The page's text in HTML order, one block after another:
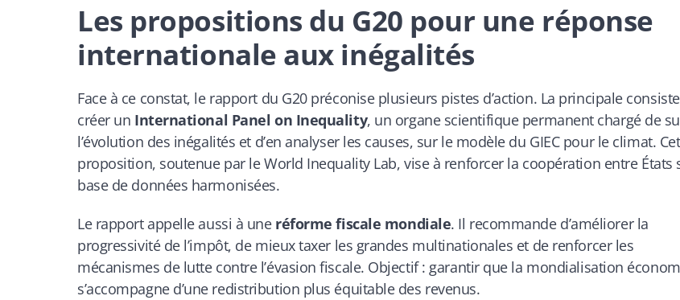
Les propositions du G20 pour une réponse
internationale aux inégalités
Face à ce constat, le rapport du G20 préconise plusieurs pistes d’action. La principale
créer un International Panel on Inequality, un organe scientifique permanent chargé de
l’évolution des inégalités et d’en analyser les causes, sur le modèle du GIECpour le climat.
proposition, soutenue par leWorld Inequality Lab, vise à renforcer la coopération entre États
base de données harmonisées.
Le rapport appelle aussi à une réforme fiscale mondiale. Il recommande d’améliorer la
progressivité de l’impôt, de mieux taxer les grandes multinationales et de renforcer les
mécanismes de lutte contre l’évasion fiscale. Objectif : garantir que la mondialisation
s’accompagne d’une redistribution plus équitable des revenus.